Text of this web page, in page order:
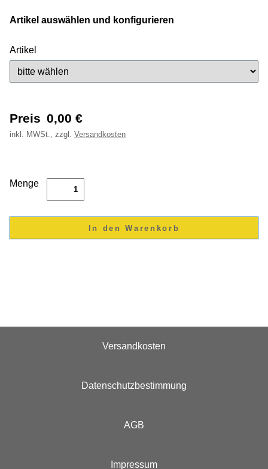
Artikel auswählen und konfigurieren
Artikel
Preis 0,00 €
inkl. MWSt., zzgl. Versandkosten
Menge
Versandkosten
Datenschutzbestimmung
AGB
Impressum